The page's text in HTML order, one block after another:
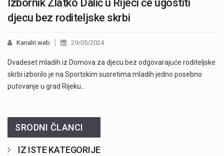
Izbornik Zlatko Dalić u Rijeci će ugostiti
djecu bez roditeljske skrbi
Kanalri.web 29/05/2024
Dvadeset mladih iz Domova za djecu bez odgovarajuće roditeljske
skrbi izborilo je na Sportskim susretima mladih jedno posebno
putovanje u grad Rijeku…
SRODNI ČLANCI
IZ ISTE KATEGORIJE